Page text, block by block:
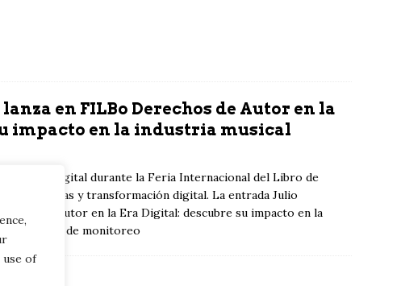
use of
en FILBo Derechos de Autor en la
impacto en la industria musical
la Era Digital durante la Feria Internacional del Libro de
regalías y transformación digital. La entrada Julio
de Autor en la Era Digital: descubre su impacto en la
en Sistema de monitoreo